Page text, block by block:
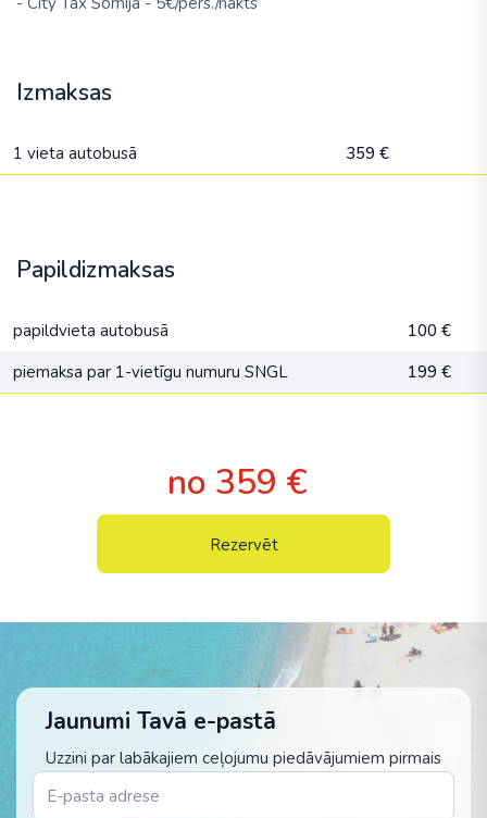
Izmaksas
1 vieta autobusā 359 €
Papildizmaksas
papildvieta autobusā
100 €
piemaksa par 1-vietīgu numuru SNGL
199 €
no 359 €
Rezervēt
Jaunumi Tavā e-pastā
Uzzini par labākajiem ceļojumu piedāvājumiem pirmais